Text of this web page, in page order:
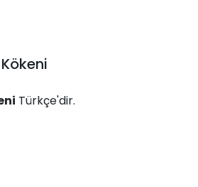
Türkçe'dir.